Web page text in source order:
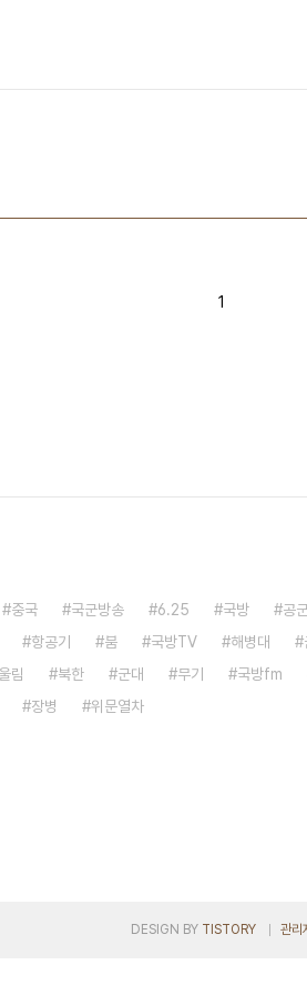
1
중국 국군방송 6.25 국방 공
항공기 붐 국방TV 해병대
림 북한 군대 무기 국방fm
장병 위문열차
DESIGN BY TISTORY 관리